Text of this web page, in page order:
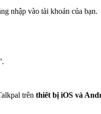
nhập vào tài khoản của bạn.
trên thiết bị iOS và